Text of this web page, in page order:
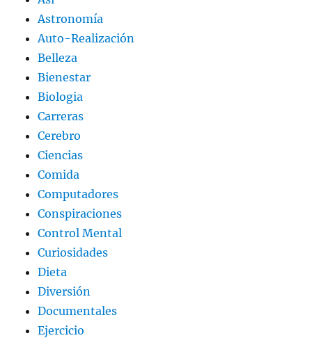
Astronomía
Auto-Realización
Belleza
Bienestar
Biologia
Carreras
Cerebro
Ciencias
Comida
Computadores
Conspiraciones
Control Mental
Curiosidades
Dieta
Diversión
Documentales
Ejercicio